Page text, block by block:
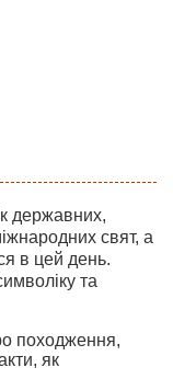
державних,
свят, а
в цей день.
та
походження,
як